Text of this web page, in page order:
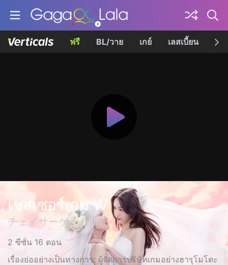
ฟรี BL/วาย เกย์ เลสเบี้ยน เค
เชสเซอร์เกม W
チェイサーゲームW
2 ซีซั่น 16 ตอน
เรื่องย่ออย่างเป็นทางการ: ผู้จัดการบริษัทเกมอย่างฮารุโมโตะ